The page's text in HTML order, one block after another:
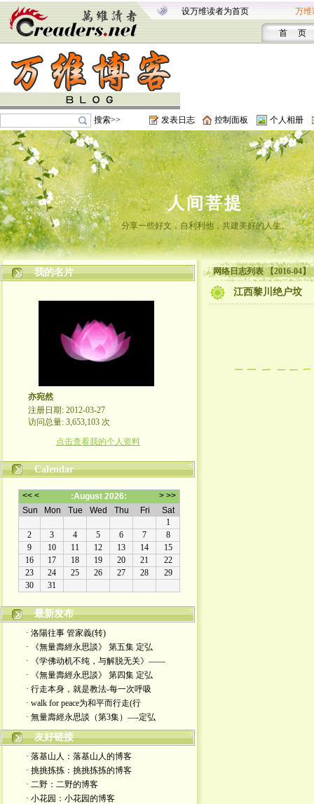
设万维读者为首页 万维
首 页
搜索>> 发表日志 控制面板 个人相册
人间菩提
分享一些好文，自利利他，共建美好的人生。
我的名片
亦宛然
注册日期: 2012-03-27
访问总量: 3,653,103 次
点击查看我的个人资料
Calendar
最新发布
· 洛陽往事 管家義(转)
· 《無量壽經永思談》 第五集 定弘
· 《学佛动机不纯，与解脱无关》——
· 《無量壽經永思談》 第四集 定弘
· 行走本身，就是教法-每一次呼吸
· walk for peace为和平而行走(行
· 無量壽經永思談（第3集）—-定弘
友好链接
· 落基山人：落基山人的博客
· 挑挑拣拣：挑挑拣拣的博客
· 二野：二野的博客
· 小花园：小花园的博客
网络日志列表 【2016-04】
江西黎川绝户坟